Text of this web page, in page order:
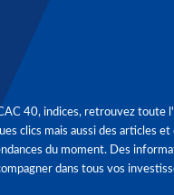
40, indices, retrouvez toute
clics mais aussi des articles et
du moment. Des
dans tous vos